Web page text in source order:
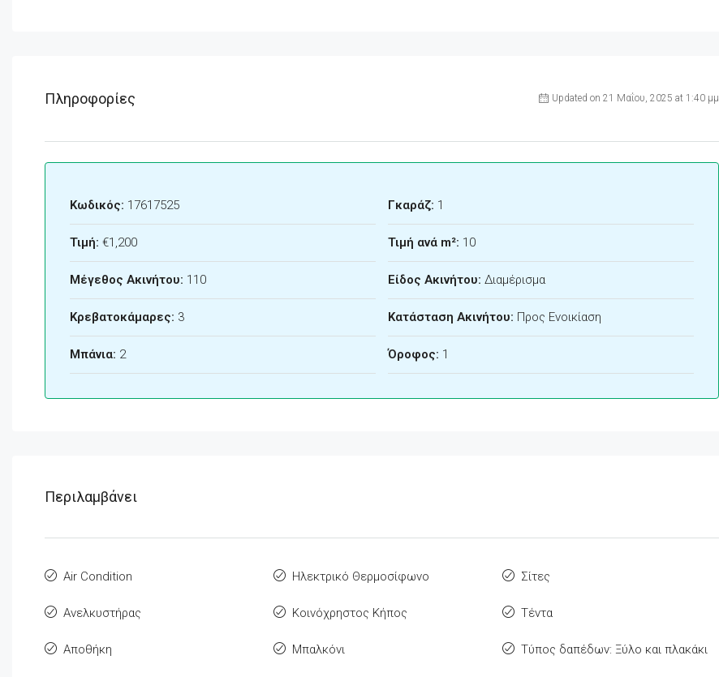
Πληροφορίες Updated on 21 Μαΐου, 2025 at 1:40 μμ
Κωδικός: 17617525
Τιμή: €1,200
Μέγεθος Ακινήτου: 110
Κρεβατοκάμαρες: 3
Μπάνια: 2
Γκαράζ: 1
Τιμή ανά m²: 10
Είδος Ακινήτου: Διαμέρισμα
Κατάσταση Ακινήτου: Προς Ενοικίαση
Όροφος: 1
Περιλαμβάνει
Air Condition
Ανελκυστήρας
Αποθήκη
Ηλεκτρικό Θερμοσίφωνο
Κοινόχρηστος Κήπος
Μπαλκόνι
Σίτες
Τέντα
Τύπος δαπέδων: Ξύλο και πλακάκι